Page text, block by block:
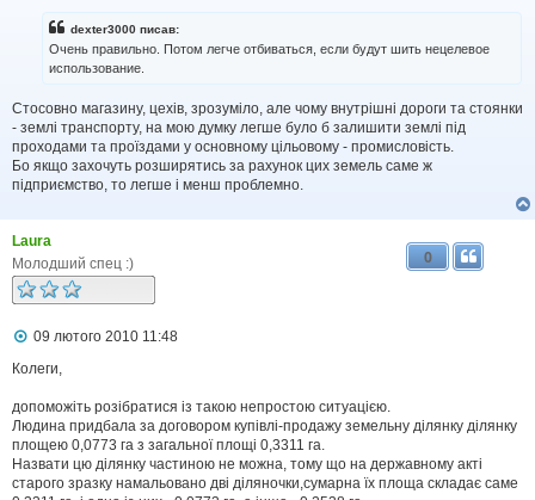
е
н
н
dexter3000 писав:
Очень правильно. Потом легче отбиваться, если будут шить нецелевое
использование.
Стосовно магазину, цехів, зрозуміло, але чому внутрішні дороги та стоянки
- землі транспорту, на мою думку легше було б залишити землі під
проходами та проїздами у основному цільовому - промисловість.
Бо якщо захочуть розширятись за рахунок цих земель саме ж
підприємство, то легше і менш проблемно.
Laura
Молодший спец :)
0
П
в
д
м
л
е
н
09 лютого 2010 11:48
Колеги,
допоможіть розібратися із такою непростою ситуацією.
Людина придбала за договором купівлі-продажу земельну ділянку ділянку
площею 0,0773 га з загальної площі 0,3311 га.
Назвати цю ділянку частиною не можна, тому що на державному акті
старого зразку намальовано дві діляночки,сумарна їх площа складає саме